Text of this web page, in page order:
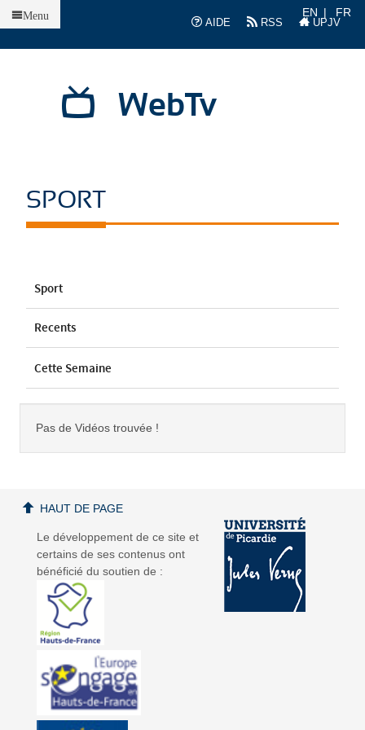
AIDE
RSS UPJV
EN FR
WebTv
Menu
SPORT
Sport
Recents
Cette Semaine
Pas de Vidéos trouvée !
Le développement de ce site et
certains de ses contenus ont
bénéficié du soutien de :
HAUT DE PAGE